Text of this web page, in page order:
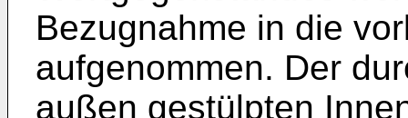
Bezugnahme in die
aufgenommen. Der
außen gestülpten